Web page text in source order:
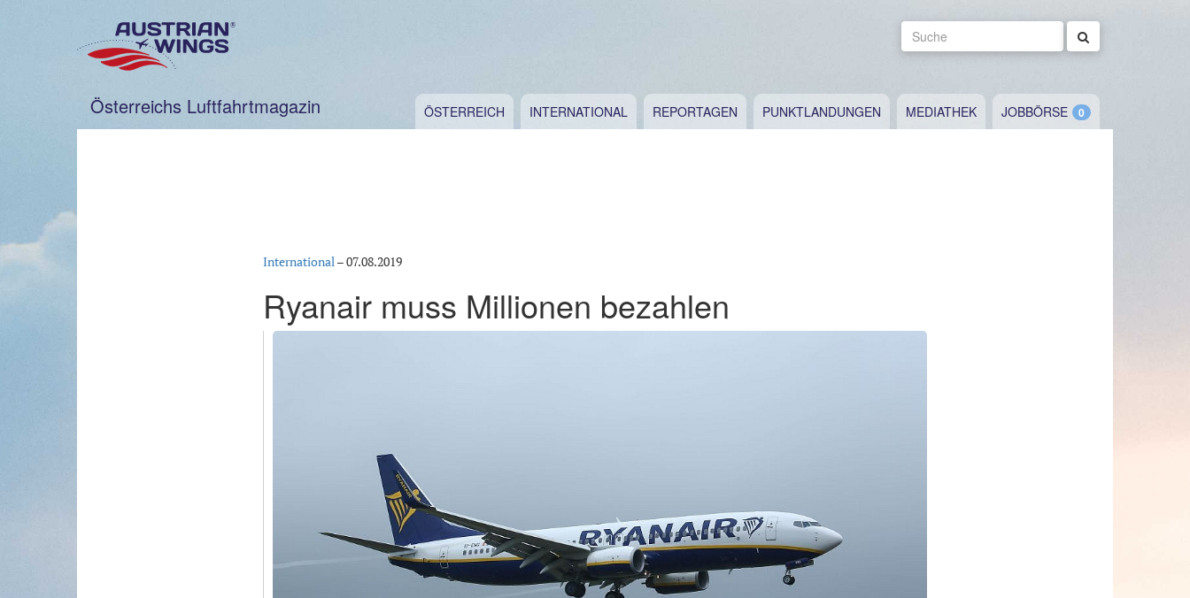
Suche
Österreichs Luftfahrtmagazin ÖSTERREICH INTERNATIONAL REPORTAGEN PUNKTLANDUNGEN MEDIATHEK JOBBÖRSE
International–07.08.2019
Ryanair muss Millionen bezahlen